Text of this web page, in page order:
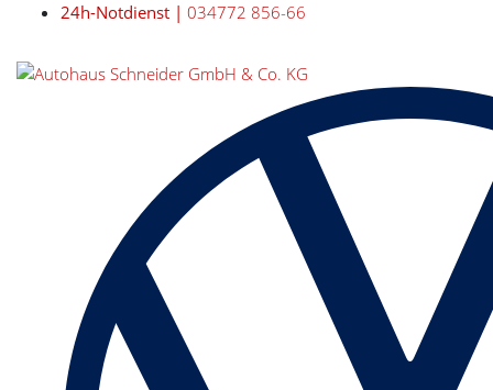
24h-Notdienst | 034772 856-66